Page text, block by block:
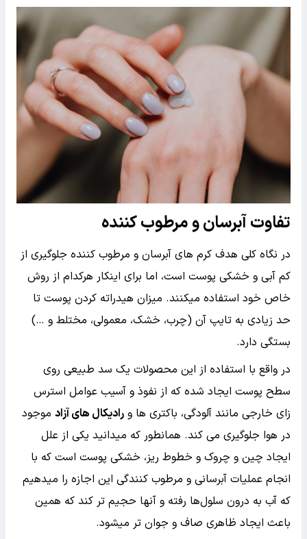
تفاوت آبرسان و مرطوب کننده
در نگاه کلی هدف کرم های آبرسان و مرطوب کننده جلوگیری از
کم آبی و خشکی پوست است، اما برای اینکار هرکدام از روش
خاص خود استفاده میکنند. میزان هیدراته کردن پوست تا
حد زیادی به تایپ آن (چرب، خشک، معمولی، مختلط و …)
بستگی دارد.
در واقع با استفاده از این محصولات یک سد طبیعی روی
سطح پوست ایجاد شده که از نفوذ و آسیب عوامل استرس
زای خارجی مانند آلودگی، باکتری ها و رادیکال های آزاد موجود
در هوا جلوگیری می کند. همانطور که میدانید یکی از علل
ایجاد چین و چروک و خطوط ریز، خشکی پوست است که با
انجام عملیات آبرسانی و مرطوب کنندگی این اجازه را میدهیم
که آب به درون سلول‌ها رفته و آنها حجیم تر کند که همین
باعث ایجاد ظاهری صاف و جوان‌ تر میشود.